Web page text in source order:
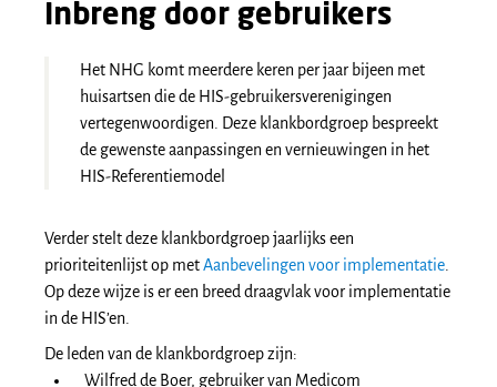
Inbreng door gebruikers
Het NHG komt meerdere keren per jaar bijeen met
huisartsen die de HIS-gebruikersverenigingen
vertegenwoordigen. Deze klankbordgroep bespreekt
de gewenste aanpassingen en vernieuwingen in het
HIS-Referentiemodel
Verder stelt deze klankbordgroep jaarlijks een
prioriteitenlijst op metAanbevelingen voor implementatie
Op deze wijze is er een breed draagvlak voor implementatie
in de HIS’en.
De leden van de klankbordgroep zijn:
Wilfred de Boer, gebruiker van Medicom